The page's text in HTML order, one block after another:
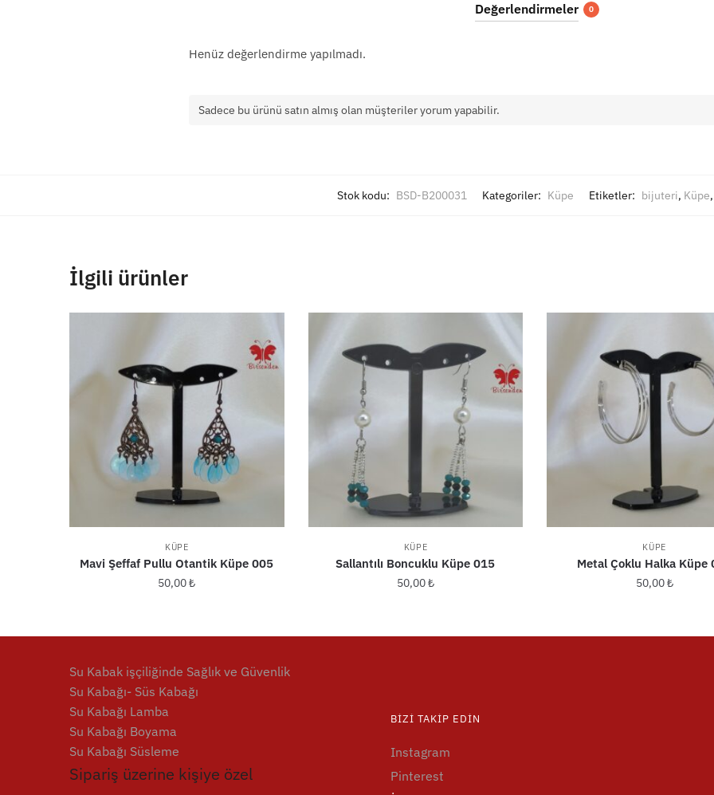
Değerlendirmeler 0
Henüz değerlendirme yapılmadı.
Sadece bu ürünü satın almış olan müşteriler yorum yapabilir.
Stok kodu: BSD-B200031 Kategoriler: Küpe Etiketler: bijuteri, Küpe,
İlgili ürünler
KÜPE
Mavi Şeffaf Pullu Otantik Küpe 005
50,00₺
KÜPE
Sallantılı Boncuklu Küpe 015
50,00₺
KÜPE
Metal Çoklu Halka Küpe
50,00₺
Su Kabak işçiliğinde Sağlık ve Güvenlik
Su Kabağı- Süs Kabağı
Su Kabağı Lamba
Su Kabağı Boyama
Su Kabağı Süsleme
Sipariş üzerine kişiye özel
BIZI TAKIP EDIN
Instagram
Pinterest